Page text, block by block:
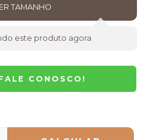
este produto agora
CONOSCO!